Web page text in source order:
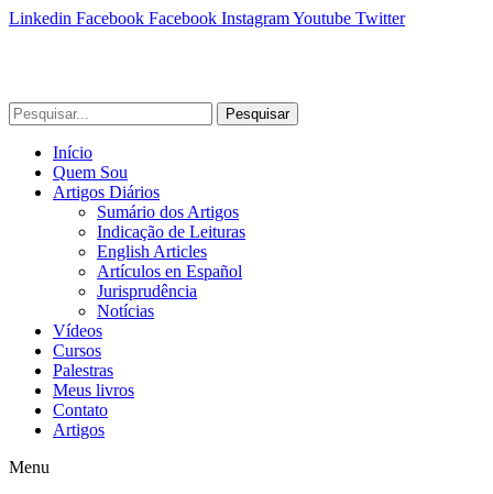
Linkedin Facebook Facebook InstagramYoutube Twitter
Pesquisar
Início
Quem Sou
Artigos Diários
Sumário dos Artigos
Indicação de Leituras
English Articles
Artículos en Español
Jurisprudência
Notícias
Vídeos
Cursos
Palestras
Meus livros
Contato
Artigos
Menu